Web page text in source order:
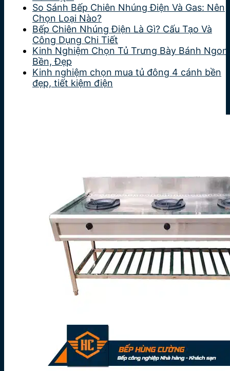
So Sánh Bếp Chiên Nhúng Điện Và Gas: Nên
Chọn Loại Nào?
Bếp Chiên Nhúng Điện Là Gì? Cấu Tạo Và
Công Dụng Chi Tiết
Kinh Nghiệm Chọn Tủ Trưng Bày Bánh Ngon,
Bền, Đẹp
Kinh nghiệm chọn mua tủ đông 4 cánh bền
đẹp, tiết kiệm điện